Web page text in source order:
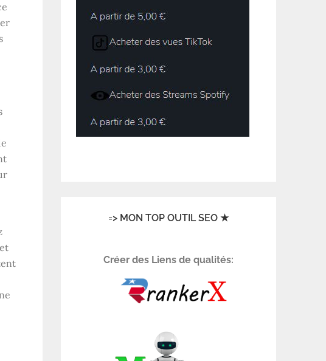
=> MON TOP OUTIL SEO ★
Créer des Liens de qualités: